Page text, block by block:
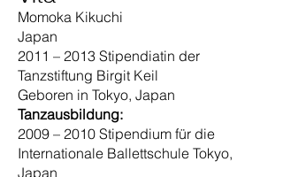
Momoka Kikuchi
Japan
2011 – 2013 Stipendiatin der
Tanzstiftung Birgit Keil
Geboren in Tokyo, Japan
Tanzausbildung:
2009 – 2010 Stipendium für die
Internationale Ballettschule Tokyo,
Japan